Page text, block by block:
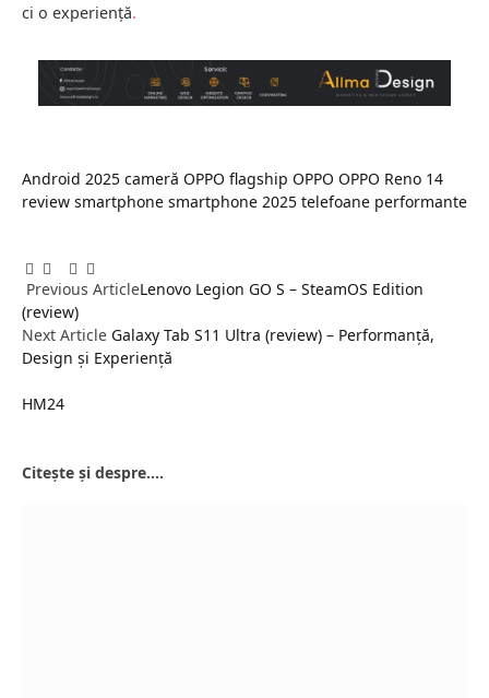
ci o experiență.
Android 2025 cameră OPPO flagship OPPO OPPO Reno 14
review smartphone smartphone 2025 telefoane performante
Facebook
Twitter
Pinterest
LinkedIn
Tumblr
Previous ArticleLenovo Legion GO S – SteamOS Edition
(review)
Next Article Galaxy Tab S11 Ultra (review) – Performanță,
Design și Experiență
HM24
Citește și despre....